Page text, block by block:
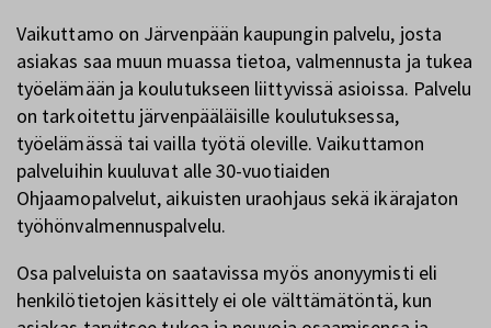
Vaikuttamo on Järvenpään kaupungin palvelu, josta
asiakas saa muun muassa tietoa, valmennusta ja tukea
työelämään ja koulutukseen liittyvissä asioissa. Palvelu
on tarkoitettu järvenpääläisille koulutuksessa,
työelämässä tai vailla työtä oleville. Vaikuttamon
palveluihin kuuluvat alle 30-vuotiaiden
Ohjaamopalvelut, aikuisten uraohjaus sekä ikärajaton
työhönvalmennuspalvelu.
Osa palveluista on saatavissa myös anonyymisti eli
henkilötietojen käsittely ei ole välttämätöntä, kun